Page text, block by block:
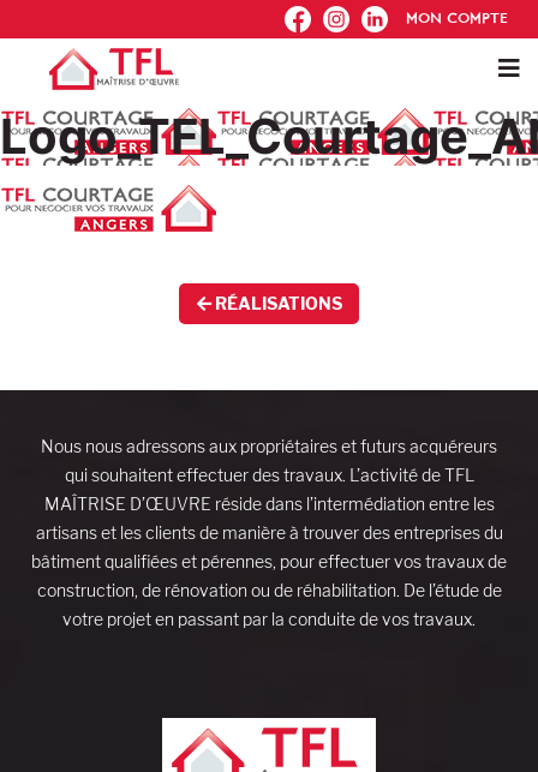
FB IG IN MON COMPTE
RÉALISATIONS
Nous nous adressons aux propriétaires et futurs acquéreurs
qui souhaitent effectuer des travaux. L’activité de TFL
MAÎTRISE D’ŒUVRE réside dans l’intermédiation entre les
artisans et les clients de manière à trouver des entreprises du
bâtiment qualifiées et pérennes, pour effectuer vos travaux de
construction, de rénovation ou de réhabilitation. De l’étude de
votre projet en passant par la conduite de vos travaux.